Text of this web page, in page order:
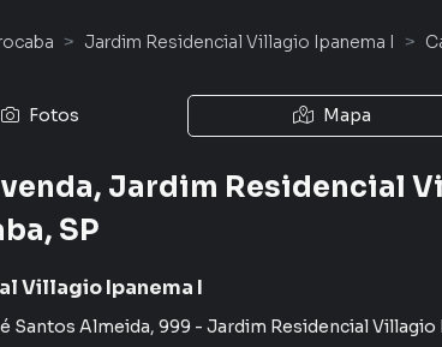
Jardim Residencial Villagio Ipanema I
Fotos Mapa
venda, Jardim Residencial
SP
Villagio Ipanema I
Santos Almeida, 999 - Jardim Residencial Villagio